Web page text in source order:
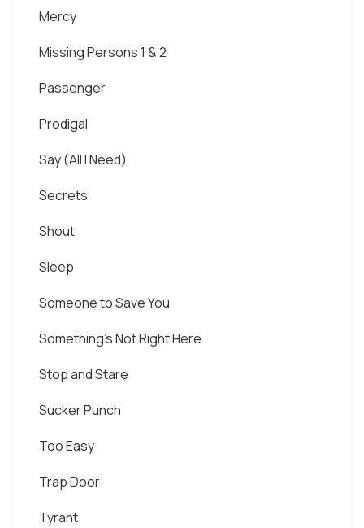
Mercy
Missing Persons 1 & 2
Passenger
Prodigal
Say (All I Need)
Secrets
Shout
Sleep
Someone to Save You
Something's Not Right Here
Stop and Stare
Sucker Punch
Too Easy
Trap Door
Tyrant